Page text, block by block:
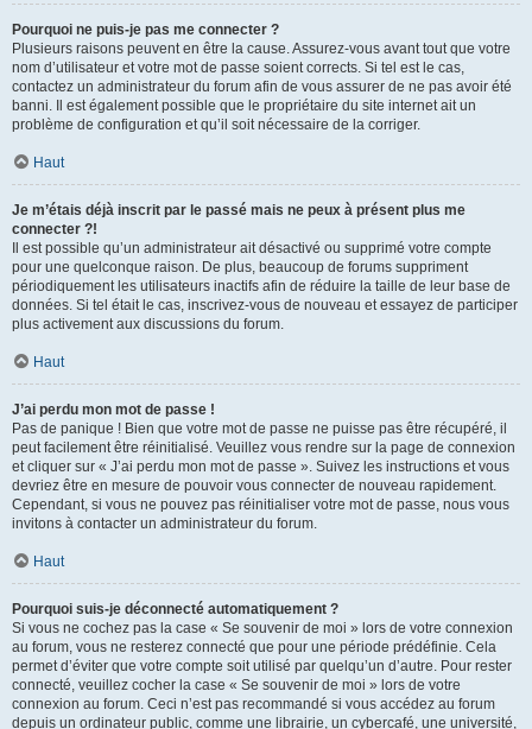
Pourquoi ne puis-je pas me connecter ?
Plusieurs raisons peuvent en être la cause. Assurez-vous avant tout que votre
nom d’utilisateur et votre mot de passe soient corrects. Si tel est le cas,
contactez un administrateur du forum afin de vous assurer de ne pas avoir été
banni. Il est également possible que le propriétaire du site internet ait un
problème de configuration et qu’il soit nécessaire de la corriger.
Haut
Je m’étais déjà inscrit par le passé mais ne peux à présent plus me
connecter ?!
Il est possible qu’un administrateur ait désactivé ou supprimé votre compte
pour une quelconque raison. De plus, beaucoup de forums suppriment
périodiquement les utilisateurs inactifs afin de réduire la taille de leur base de
données. Si tel était le cas, inscrivez-vous de nouveau et essayez de participer
plus activement aux discussions du forum.
Haut
J’ai perdu mon mot de passe !
Pas de panique ! Bien que votre mot de passe ne puisse pas être récupéré, il
peut facilement être réinitialisé. Veuillez vous rendre sur la page de connexion
et cliquer sur « J’ai perdu mon mot de passe ». Suivez les instructions et vous
devriez être en mesure de pouvoir vous connecter de nouveau rapidement.
Cependant, si vous ne pouvez pas réinitialiser votre mot de passe, nous vous
invitons à contacter un administrateur du forum.
Haut
Pourquoi suis-je déconnecté automatiquement ?
Si vous ne cochez pas la case « Se souvenir de moi » lors de votre connexion
au forum, vous ne resterez connecté que pour une période prédéfinie. Cela
permet d’éviter que votre compte soit utilisé par quelqu’un d’autre. Pour rester
connecté, veuillez cocher la case « Se souvenir de moi » lors de votre
connexion au forum. Ceci n’est pas recommandé si vous accédez au forum
depuis un ordinateur public, comme une librairie, un cybercafé, une université,